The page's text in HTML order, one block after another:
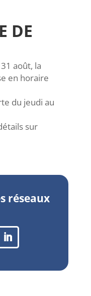
DE
août, la
en horaire
du jeudi au
sur
réseaux